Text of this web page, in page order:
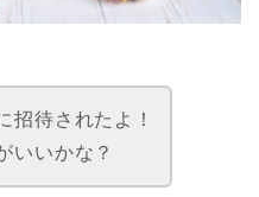
招待されたよ！
いいかな？